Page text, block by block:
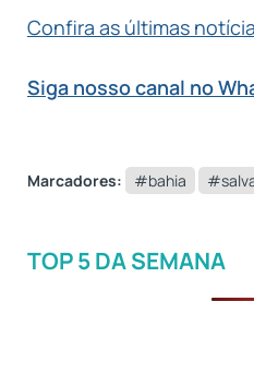
Confira as últimas
Siga nosso canal no
Marcadores: #bahia
TOP 5 DA SEMANA